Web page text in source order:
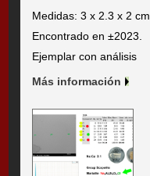
Medidas: 3 x 2.3 x 2 cm
Encontrado en ±2023.
Ejemplar con análisis
Más información